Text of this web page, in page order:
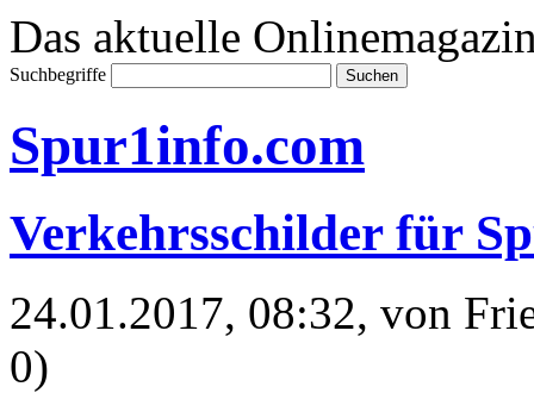
Das aktuelle
Suchbegriffe
Spur1info.com
Verkehrsschilder für
24.01.2017, 08:32, von
0)